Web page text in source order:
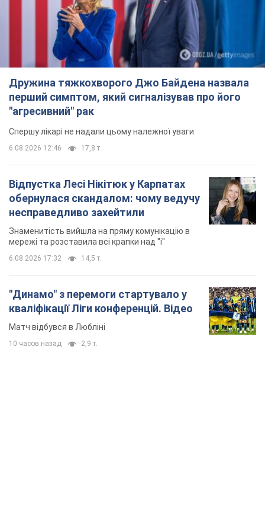
Дружина тяжкохворого Джо Байдена назвала
перший симптом, який сигналізував про його
"агресивний" рак
Спершу лікарі не надали цьому належної уваги
6.08.2026 12:46 17,8 т.
Відпустка Лесі Нікітюк у Карпатах
обернулася скандалом: чому ведучу
несправедливо захейтили
Знаменитість вийшла на пряму комунікацію в
мережі та розставила всі крапки над "і"
6.08.2026 17:32 14,5 т.
"Динамо" з перемоги стартувало у
кваліфікації Ліги конференцій. Відео
Матч відбувся в Любліні
10 часов назад 2,9 т.